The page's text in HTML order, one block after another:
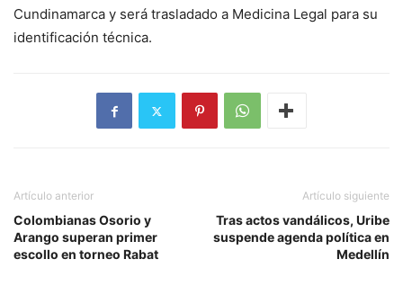
Cundinamarca y será trasladado a Medicina Legal para su
identificación técnica.
Artículo anterior
Colombianas Osorio y
Arango superan primer
escollo en torneo Rabat
Artículo siguiente
Tras actos vandálicos, Uribe
suspende agenda política en
Medellín